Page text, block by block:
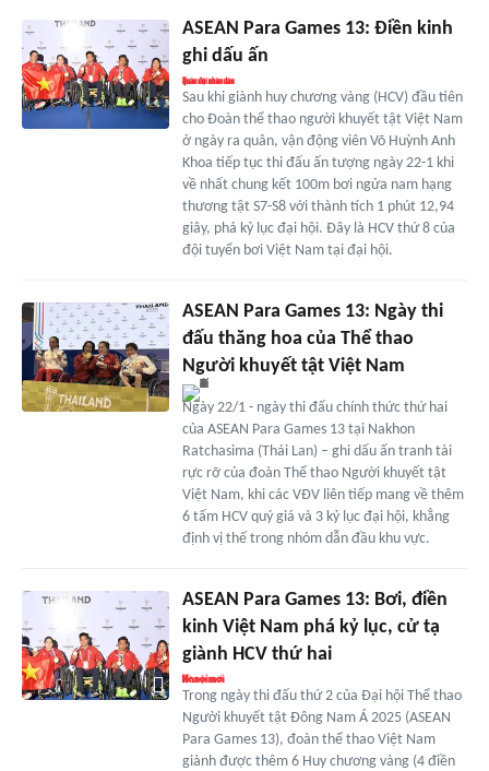
ASEAN Para Games 13: Điền kinh
ghi dấu ấn
Sau khi giành huy chương vàng (HCV) đầu tiên
cho Đoàn thể thao người khuyết tật Việt Nam
ở ngày ra quân, vận động viên Võ Huỳnh Anh
Khoa tiếp tục thi đấu ấn tượng ngày 22-1 khi
về nhất chung kết 100m bơi ngửa nam hạng
thương tật S7-S8 với thành tích 1 phút 12,94
giây, phá kỷ lục đại hội. Đây là HCV thứ 8 của
đội tuyển bơi Việt Nam tại đại hội.
ASEAN Para Games 13: Ngày thi
đấu thăng hoa của Thể thao
Người khuyết tật Việt Nam
Ngày 22/1 - ngày thi đấu chính thức thứ hai
của ASEAN Para Games 13 tại Nakhon
Ratchasima (Thái Lan) – ghi dấu ấn tranh tài
rực rỡ của đoàn Thể thao Người khuyết tật
Việt Nam, khi các VĐV liên tiếp mang về thêm
6 tấm HCV quý giá và 3 kỷ lục đại hội, khẳng
định vị thế trong nhóm dẫn đầu khu vực.
ASEAN Para Games 13: Bơi, điền
kinh Việt Nam phá kỷ lục, cử tạ
giành HCV thứ hai
Trong ngày thi đấu thứ 2 của Đại hội Thể thao
Người khuyết tật Đông Nam Á 2025 (ASEAN
Para Games 13), đoàn thể thao Việt Nam
giành được thêm 6 Huy chương vàng (4 điền